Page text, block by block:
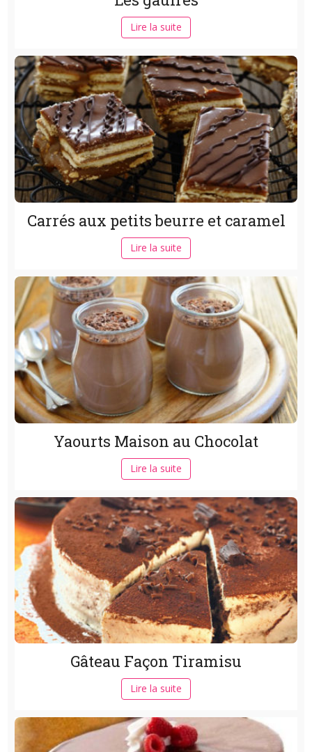
Lire la suite
Carrés aux petits beurre et caramel
Lire la suite
Yaourts Maison au Chocolat
Lire la suite
Gâteau Façon Tiramisu
Lire la suite